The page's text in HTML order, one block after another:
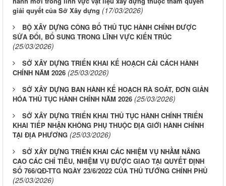
giải quyết của Sở Xây dựng (17/03/2026)
BỘ XÂY DỰNG CÔNG BỐ THỦ TỤC HÀNH CHÍNH ĐƯỢC
SỬA ĐỔI, BỔ SUNG TRONG LĨNH VỰC KIẾN TRÚC
(25/03/2026)
SỞ XÂY DỰNG TRIỂN KHAI KẾ HOẠCH CẢI CÁCH HÀNH
CHÍNH NĂM 2026 (25/03/2026)
SỞ XÂY DỰNG BAN HÀNH KẾ HOẠCH RÀ SOÁT, ĐƠN GIẢN
HÓA THỦ TỤC HÀNH CHÍNH NĂM 2026 (25/03/2026)
SỞ XÂY DỰNG TRIỂN KHAI THỦ TỤC HÀNH CHÍNH TRIỂN
KHAI TIẾP NHẬN KHÔNG PHỤ THUỘC ĐỊA GIỚI HÀNH CHÍNH
TẠI ĐỊA PHƯƠNG (25/03/2026)
SỞ XÂY DỰNG TRIỂN KHAI CÁC NHIỆM VỤ NHẰM NÂNG
CAO CÁC CHỈ TIÊU, NHIỆM VỤ ĐƯỢC GIAO TẠI QUYẾT ĐỊNH
SỐ 766/QĐ-TTG NGÀY 23/6/2022 CỦA THỦ TƯỚNG CHÍNH PHỦ
(25/03/2026)